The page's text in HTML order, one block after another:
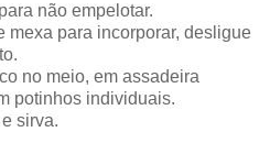
não empelotar.
mexa para incorporar, desligue
no meio, em assadeira
potinhos individuais.
sirva.